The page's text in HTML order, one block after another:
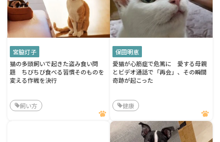
宮脇灯子
猫の多頭飼いで起きた盗み食い問
題 ちびちび食べる習慣そのものを
変える作戦を決行
飼い方
保田明恵
愛猫が心筋症で危篤に 愛する母親
とビデオ通話で「再会」、その瞬間
奇跡が起こった
健康